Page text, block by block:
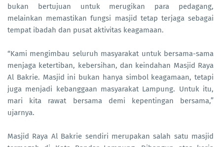
bukan bertujuan untuk merugikan para pedagang,
melainkan memastikan fungsi masjid tetap terjaga sebagai
tempat ibadah dan pusat aktivitas keagamaan.
“Kami mengimbau seluruh masyarakat untuk bersama-sama
menjaga ketertiban, kebersihan, dan keindahan Masjid Raya
Al Bakrie. Masjid ini bukan hanya simbol keagamaan, tetapi
juga menjadi kebanggaan masyarakat Lampung. Untuk itu,
mari kita rawat bersama demi kepentingan bersama,”
ujarnya.
Masjid Raya Al Bakrie sendiri merupakan salah satu masjid